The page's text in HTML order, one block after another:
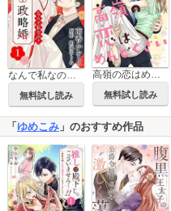
なんで私なの？溺愛政略婚
無料試し読み
高嶺の恋はめんどくさい
無料試し読み
「 ゆめこみ 」のおすすめ作品